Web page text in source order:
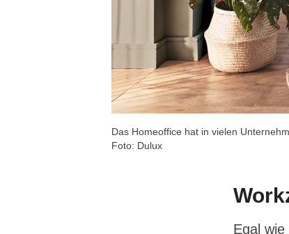
Das Homeoffice hat in vielen
Foto: Dulux
Egal